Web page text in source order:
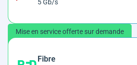
5 Gb/s
Mise en service offerte sur demande
Fibre